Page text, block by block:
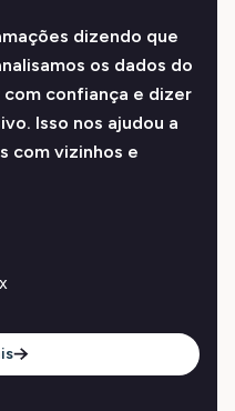
dizendo que
os dados do
confiança e dizer
Isso nos ajudou a
com vizinhos e